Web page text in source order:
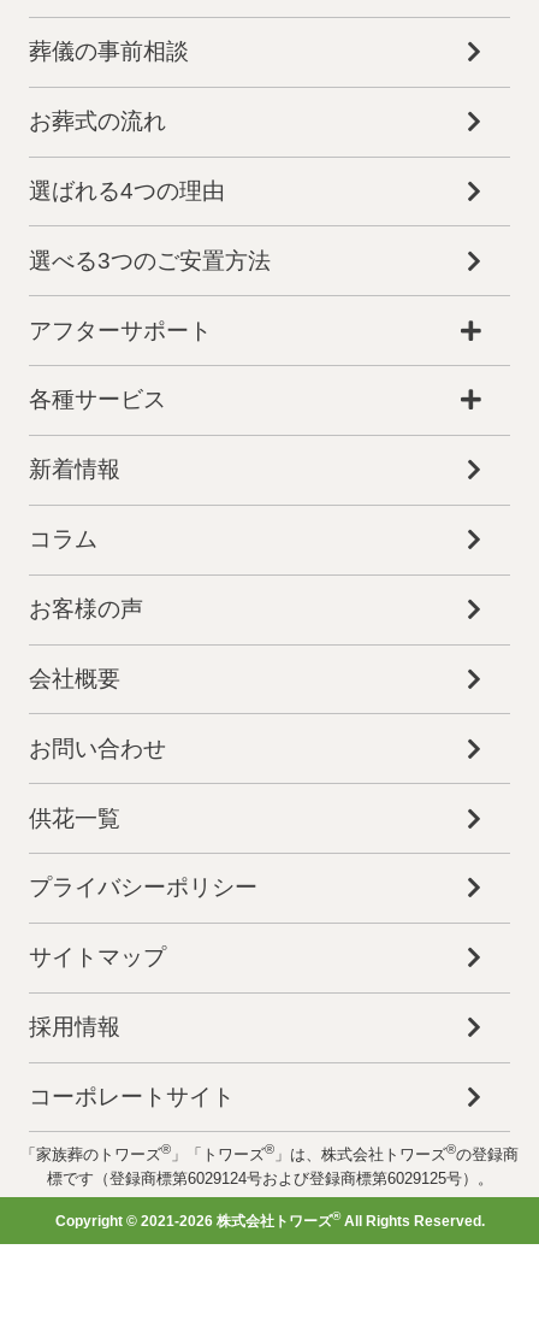
葬儀の事前相談
お葬式の流れ
選ばれる4つの理由
選べる3つのご安置方法
アフターサポート
各種サービス
新着情報
コラム
お客様の声
会社概要
お問い合わせ
供花一覧
プライバシーポリシー
サイトマップ
採用情報
コーポレートサイト
「家族葬のトワーズ® 」「トワーズ® 」は、株式会社トワーズ®の登録商
標です（登録商標第6029124号および登録商標第6029125号）。
Copyright © 2021-2026 株式会社トワーズ®All Rights Reserved.